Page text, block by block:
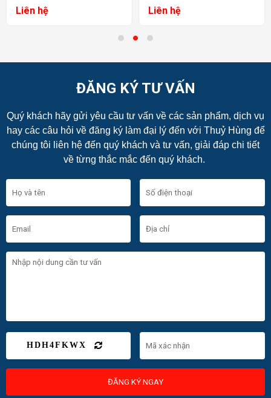
Liên hệ Liên hệ
ĐĂNG KÝ TƯ VẤN
Quý khách hãy gửi yêu cầu tư vấn về các sản phẩm, dịch vụ
hay các câu hỏi về đăng ký làm đại lý đến với Thuỷ Hùng để
chúng tôi liên hệ đến quý khách và tư vấn, giải đáp chi tiết
về từng thắc mắc đến quý khách.
HDH4FKWX
ĐĂNG KÝ NGAY